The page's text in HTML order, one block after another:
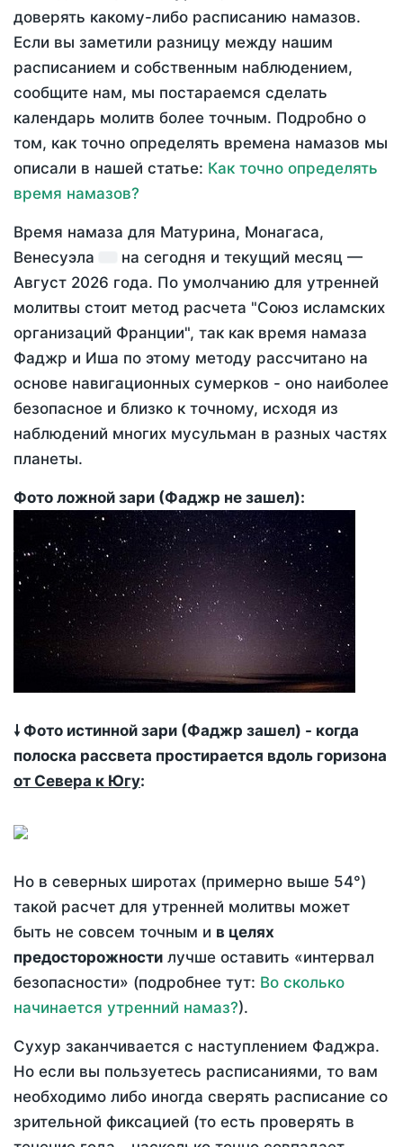
доверять какому-либо расписанию намазов.
Если вы заметили разницу между нашим
расписанием и собственным наблюдением,
сообщите нам, мы постараемся сделать
календарь молитв более точным. Подробно о
том, как точно определять времена намазов мы
описали в нашей статье: Как точно определять
время намазов?
Время намаза для Матурина, Монагаса,
Венесуэла
на сегодня и текущий месяц —
Август 2026 года. По умолчанию для утренней
молитвы стоит метод расчета "Союз исламских
организаций Франции", так как время намаза
Фаджр и Иша по этому методу рассчитано на
основе навигационных сумерков - оно наиболее
безопасное и близко к точному, исходя из
наблюдений многих мусульман в разных частях
планеты.
Фото ложной зари (Фаджр не зашел):
🠗 Фото истинной зари (Фаджр зашел) - когда
полоска рассвета простирается вдоль горизона
от Севера к Югу:
Но в северных широтах (примерно выше 54°)
такой расчет для утренней молитвы может
быть не совсем точным и в целях
предосторожности лучше оставить «интервал
безопасности» (подробнее тут: Во сколько
начинается утренний намаз?).
Сухур заканчивается с наступлением Фаджра.
Но если вы пользуетесь расписаниями, то вам
необходимо либо иногда сверять расписание со
зрительной фиксацией (то есть проверять в